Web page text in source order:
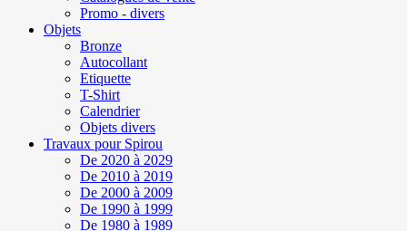
Promo - divers
Objets
Bronze
Autocollant
Etiquette
T-Shirt
Calendrier
Objets divers
Travaux pour Spirou
De 2020 à 2029
De 2010 à 2019
De 2000 à 2009
De 1990 à 1999
De 1980 à 1989